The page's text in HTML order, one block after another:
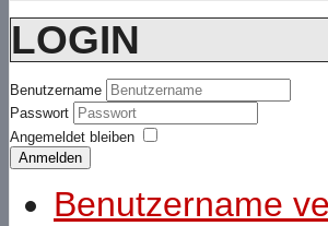
LOGIN
Benutzername
Passwort
Angemeldet bleiben
Anmelden
Benutzername